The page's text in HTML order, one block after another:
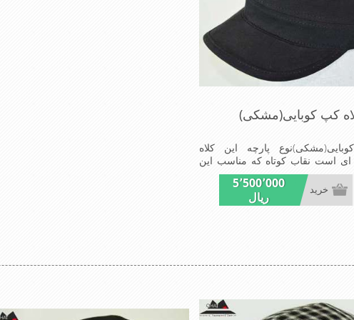
کپ کوبایی(مشکی)
پارچه این کلاه
ای است نقاب کوتاه که مناسب این
است شیک ومناسب افراد خوش
عالی,دوخت مناسب,سبکی,خوش
این کلاه می باشند
5٬500٬000
ریال
خرید